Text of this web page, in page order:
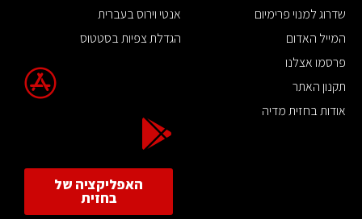
שדרוג למנוי פרימיום
המייל האדום
פרסמו אצלנו
תקנון האתר
אודות בחזית מדיה
אנטי וירוס בעברית
הגדלת צפיות בסטטוס
האפליקציה של
בחזית